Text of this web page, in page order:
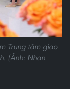
Trung tâm giao
(Ảnh: Nhan